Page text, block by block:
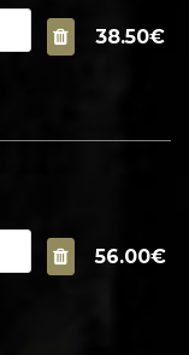
38.50€
56.00€